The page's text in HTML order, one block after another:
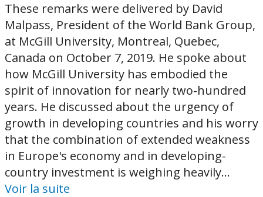
These remarks were delivered by David
Malpass, President of the World Bank Group,
at McGill University, Montreal, Quebec,
Canada on October 7, 2019. He spoke about
how McGill University has embodied the
spirit of innovation for nearly two-hundred
years. He discussed about the urgency of
growth in developing countries and his worry
that the combination of extended weakness
in Europe's economy and in developing-
country investment is weighing heavily...
Voir la suite